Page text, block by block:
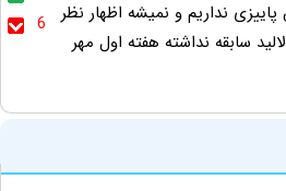
6
نداریم و نمیشه اظهار نظر
سابقه نداشته هفته اول مهر